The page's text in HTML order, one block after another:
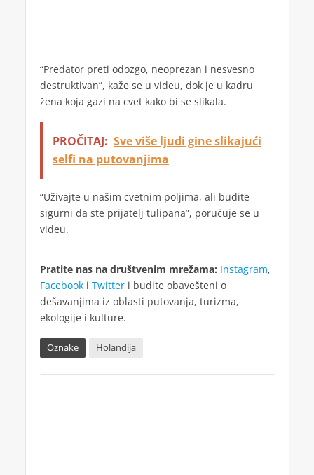
“Predator preti odozgo, neoprezan i nesvesno
destruktivan”, kaže se u videu, dok je u kadru
žena koja gazi na cvet kako bi se slikala.
PROČITAJ: Sve više ljudi gine slikajući
selfi na putovanjima
“Uživajte u našim cvetnim poljima, ali budite
sigurni da ste prijatelj tulipana”, poručuje se u
videu.
Pratite nas na društvenim mrežama: Instagram,
Facebooki Twitteri budite obavešteni o
dešavanjima iz oblasti putovanja, turizma,
ekologije i kulture.
Oznake Holandija